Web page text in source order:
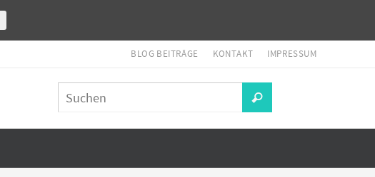
BLOG BEITRÄGE KONTAKT IMPRESSUM